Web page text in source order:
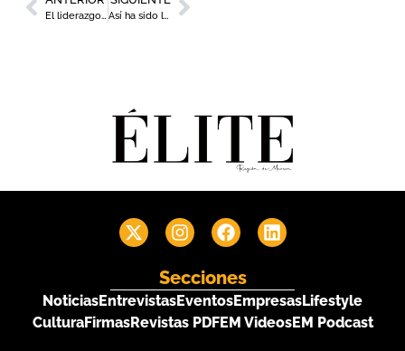
El liderazgo humanista en la era digital, a debate en un desayuno de APD Murcia Así ha sido la Gala de los Premios 8M Región de Murcia 2025
Secciones
NoticiasEntrevistasEventosEmpresasLifestyle
CulturaFirmasRevistas PDFEM VideosEM Podcast